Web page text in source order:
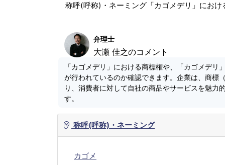
称呼(呼称)・ネーミング「カゴメデリ」にお
弁理士
大瀬 佳之のコメント
「カゴメデリ」における商標権や、「カゴメデ
が行われているのか確認できます。企業は、商標
り、消費者に対して自社の商品やサービスを魅力
す。
称呼(呼称)・ネーミング
カゴメ